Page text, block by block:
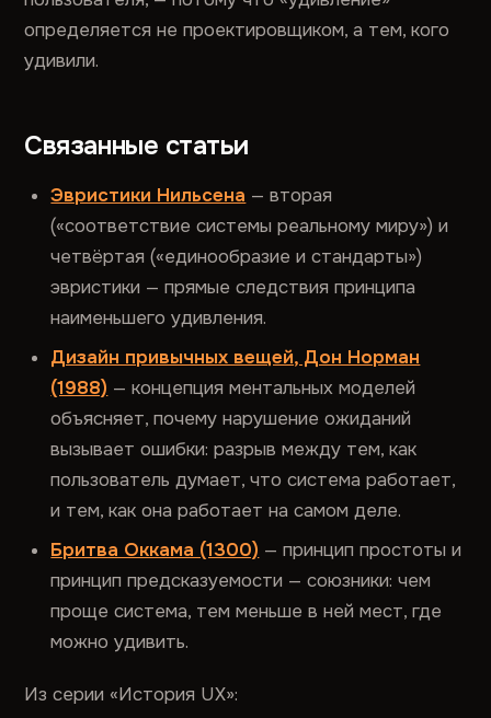
определяется не проектировщиком, а тем, кого
удивили.
Связанные статьи
Эвристики Нильсена — вторая
(«соответствие системы реальному миру») и
четвёртая («единообразие и стандарты»)
эвристики — прямые следствия принципа
наименьшего удивления.
Дизайн привычных вещей, Дон Норман
(1988) — концепция ментальных моделей
объясняет, почему нарушение ожиданий
вызывает ошибки: разрыв между тем, как
пользователь думает, что система работает,
и тем, как она работает на самом деле.
Бритва Оккама (1300) — принцип простоты и
принцип предсказуемости — союзники: чем
проще система, тем меньше в ней мест, где
можно удивить.
Из серии «История UX»: